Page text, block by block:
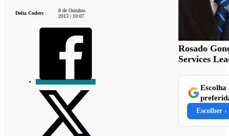
Delta Coders
8 de Outubro
2013 | 10:07
Rosado
Services
Escolha
Escolher ›